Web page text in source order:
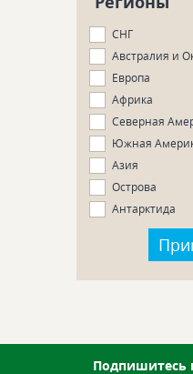
СНГ
Австралия и
Европа
Африка
Северная
Южная
Азия
Острова
Антарктида
Подпишитесь